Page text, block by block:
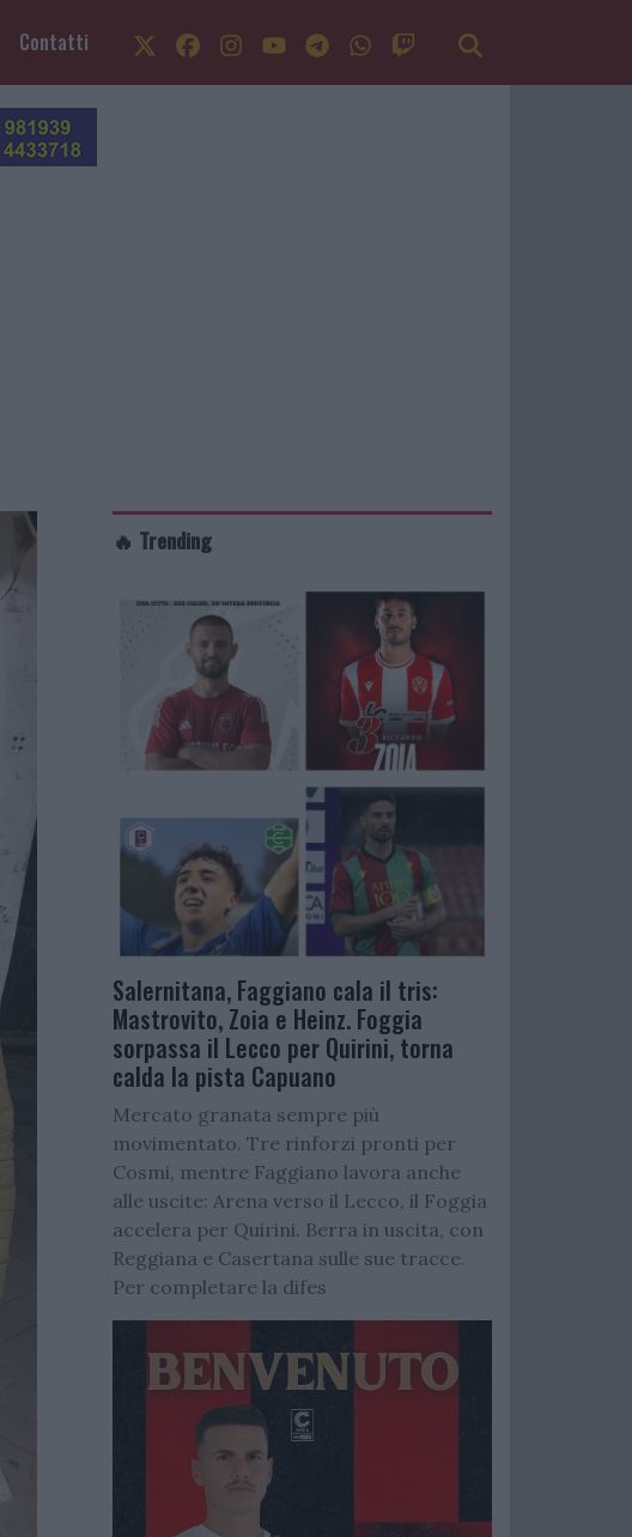
Contatti
🔥 Trending
Salernitana, Faggiano cala il tris:
Mastrovito, Zoia e Heinz. Foggia
sorpassa il Lecco per Quirini, torna
calda la pista Capuano
Mercato granata sempre più
movimentato. Tre rinforzi pronti per
Cosmi, mentre Faggiano lavora anche
alle uscite: Arena verso il Lecco, il Foggia
accelera per Quirini. Berra in uscita, con
Reggiana e Casertana sulle sue tracce.
Per completare la difes